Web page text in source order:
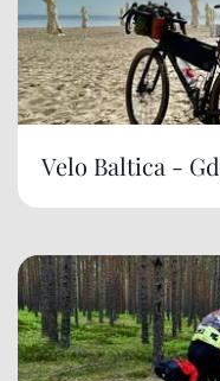
Velo Baltica -